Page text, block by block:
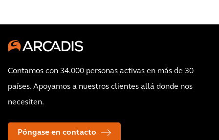
Contamos con 34.000 personas activas en más de 30
países. Apoyamos a nuestros clientes allá donde nos
necesiten.
Póngase en contacto